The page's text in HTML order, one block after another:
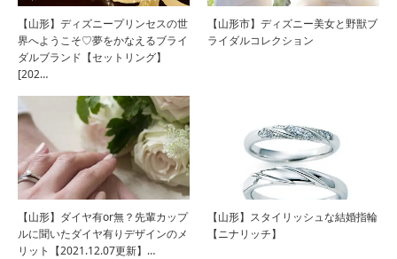
【山形】ディズニープリンセスの世
界へようこそ♡夢をかなえるブライ
ダルブランド【セットリング】
[202…
【山形市】ディズニー美女と野獣ブ
ライダルコレクション
【山形】ダイヤ有or無？先輩カップ
ルに聞いたダイヤ有りデザインのメ
リット【2021.12.07更新】…
【山形】スタイリッシュな結婚指輪
【ニナリッチ】